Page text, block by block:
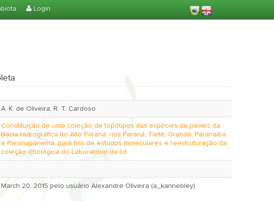
Login
A. K. de Oliveira; R. T. Cardoso
Constituição de uma coleção de topótipos das espécies de peixes da
Bacia Hidrográfica do Alto Paraná, rios Paraná, Tietê, Grande, Paranaíba
e Paranapanema, para fins de estudos moleculares e reestruturação da
coleção ictiológica do Laboratório de Ict
March 20, 2015 pelo usuário Alexandre Oliveira (a_kannebley)